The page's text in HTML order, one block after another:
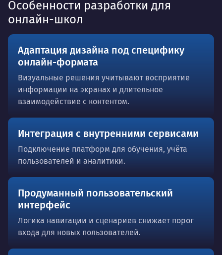
Особенности разработки для
онлайн-школ
Адаптация дизайна под специфику
онлайн-формата
Визуальные решения учитывают восприятие
информации на экранах и длительное
взаимодействие с контентом.
Интеграция с внутренними сервисами
Подключение платформ для обучения, учёта
пользователей и аналитики.
Продуманный пользовательский
интерфейс
Логика навигации и сценариев снижает порог
входа для новых пользователей.